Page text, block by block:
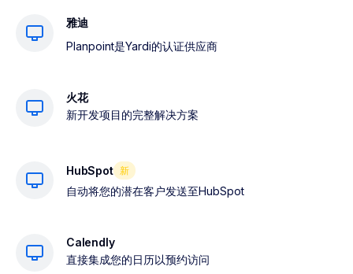
雅迪
Planpoint是Yardi的认证供应商
火花
新开发项目的完整解决方案
HubSpot 新
自动将您的潜在客户发送至HubSpot
Calendly
直接集成您的日历以预约访问